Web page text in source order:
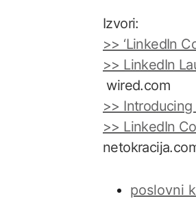
Izvori:
>> ‘LinkedIn
>> LinkedIn
wired.com
>>
>> LinkedIn
poslovni